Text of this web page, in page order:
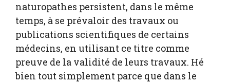
naturopathes persistent, dans le même
temps, à se prévaloir des travaux ou
publications scientifiques de certains
médecins, en utilisant ce titre comme
preuve de la validité de leurs travaux. Hé
bien tout simplement parce que dans le